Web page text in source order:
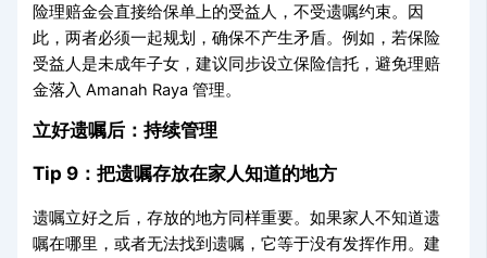
险理赔金会直接给保单上的受益人，不受遗嘱约束。因
此，两者必须一起规划，确保不产生矛盾。例如，若保险
受益人是未成年子女，建议同步设立保险信托，避免理赔
金落入 Amanah Raya 管理。
立好遗嘱后：持续管理
Tip 9：把遗嘱存放在家人知道的地方
遗嘱立好之后，存放的地方同样重要。如果家人不知道遗
嘱在哪里，或者无法找到遗嘱，它等于没有发挥作用。建